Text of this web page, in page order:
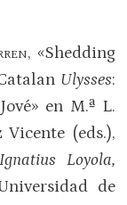
«Shedding
Ulysses:
en M.ª L.
(eds.),
Loyola,
de